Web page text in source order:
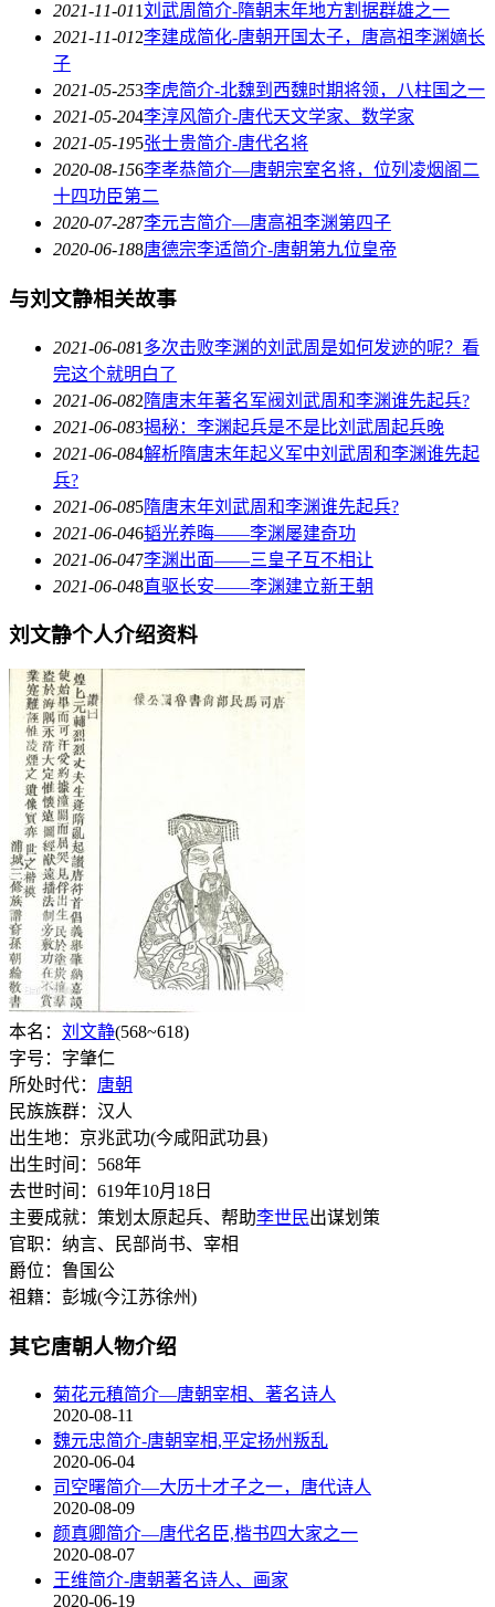
2021-11-011刘武周简介-隋朝末年地方割据群雄之一
2021-11-012李建成简化-唐朝开国太子，唐高祖李渊嫡长
子
2021-05-253李虎简介-北魏到西魏时期将领，八柱国之一
2021-05-204李淳风简介-唐代天文学家、数学家
2021-05-195张士贵简介-唐代名将
2020-08-156李孝恭简介—唐朝宗室名将，位列凌烟阁二
十四功臣第二
2020-07-287李元吉简介—唐高祖李渊第四子
2020-06-188唐德宗李适简介-唐朝第九位皇帝
与刘文静相关故事
2021-06-081 多次击败李渊的刘武周是如何发迹的呢？看
完这个就明白了
2021-06-082 隋唐末年著名军阀刘武周和李渊谁先起兵?
2021-06-083揭秘：李渊起兵是不是比刘武周起兵晚
2021-06-084解析隋唐末年起义军中刘武周和李渊谁先起
兵?
2021-06-085隋唐末年刘武周和李渊谁先起兵?
2021-06-046韬光养晦——李渊屡建奇功
2021-06-047李渊出面——三皇子互不相让
2021-06-048直驱长安——李渊建立新王朝
刘文静个人介绍资料
本名： 刘文静(568~618)
字号：字肇仁
所处时代： 唐朝
民族族群：汉人
出生地：京兆武功(今咸阳武功县)
出生时间：568年
去世时间：619年10月18日
主要成就：策划太原起兵、帮助李世民出谋划策
官职：纳言、民部尚书、宰相
爵位：鲁国公
祖籍：彭城(今江苏徐州)
其它唐朝人物介绍
菊花元稹简介—唐朝宰相、著名诗人
2020-08-11
魏元忠简介-唐朝宰相,平定扬州叛乱
2020-06-04
司空曙简介—大历十才子之一，唐代诗人
2020-08-09
颜真卿简介—唐代名臣,楷书四大家之一
2020-08-07
王维简介-唐朝著名诗人、画家
2020-06-19